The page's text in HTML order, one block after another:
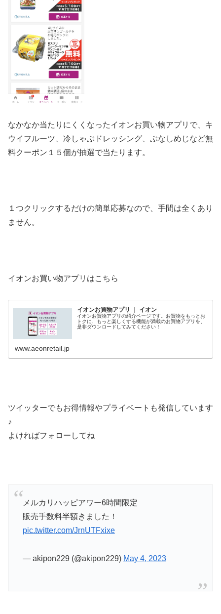
なかなか当たりにくくなったイオンお買い物アプリで、キ
ウイフルーツ、冷しゃぶドレッシング、ぶなしめじなど無
料クーポン１５個が抽選で当たります。
１つクリックするだけの簡単応募なので、手間は全くあり
ません。
イオンお買い物アプリはこちら
イオンお買物アプリ ｜ イオン
イオンお買物アプリの紹介ページです。お買物をもっとお
トクに、もっと楽しくする機能が満載のお買物アプリを、
是非ダウンロードしてみてください！
www.aeonretail.jp
ツイッターでもお得情報やプライベートも発信しています
♪
よければフォローしてね
メルカリハッピアワー6時間限定
販売手数料半額きました！
pic.twitter.com/JrnUTFxixe
— akipon229 (@akipon229) May 4, 2023